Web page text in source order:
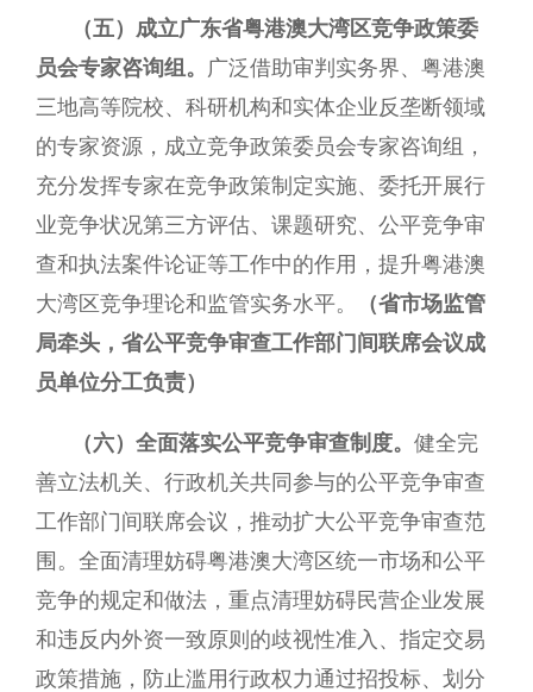
（五）成立广东省粤港澳大湾区竞争政策委
员会专家咨询组。 广泛借助审判实务界、粤港澳
三地高等院校、科研机构和实体企业反垄断领域
的专家资源，成立竞争政策委员会专家咨询组，
充分发挥专家在竞争政策制定实施、委托开展行
业竞争状况第三方评估、课题研究、公平竞争审
查和执法案件论证等工作中的作用，提升粤港澳
大湾区竞争理论和监管实务水平。
（省市场监管
局牵头，省公平竞争审查工作部门间联席会议成
员单位分工负责）
（六）全面落实公平竞争审查制度。 健全完
善立法机关、行政机关共同参与的公平竞争审查
工作部门间联席会议，推动扩大公平竞争审查范
围。全面清理妨碍粤港澳大湾区统一市场和公平
竞争的规定和做法，重点清理妨碍民营企业发展
和违反内外资一致原则的歧视性准入、指定交易
政策措施，防止滥用行政权力通过招投标、划分